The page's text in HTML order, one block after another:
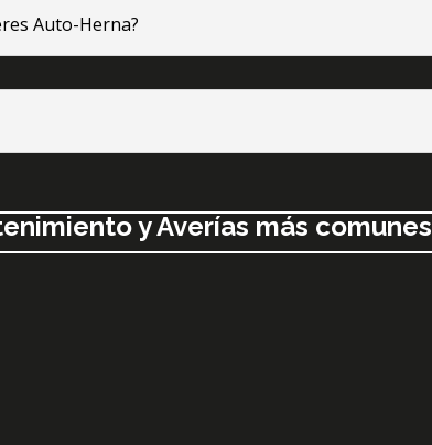
Auto-Herna?
y Averías más comunes